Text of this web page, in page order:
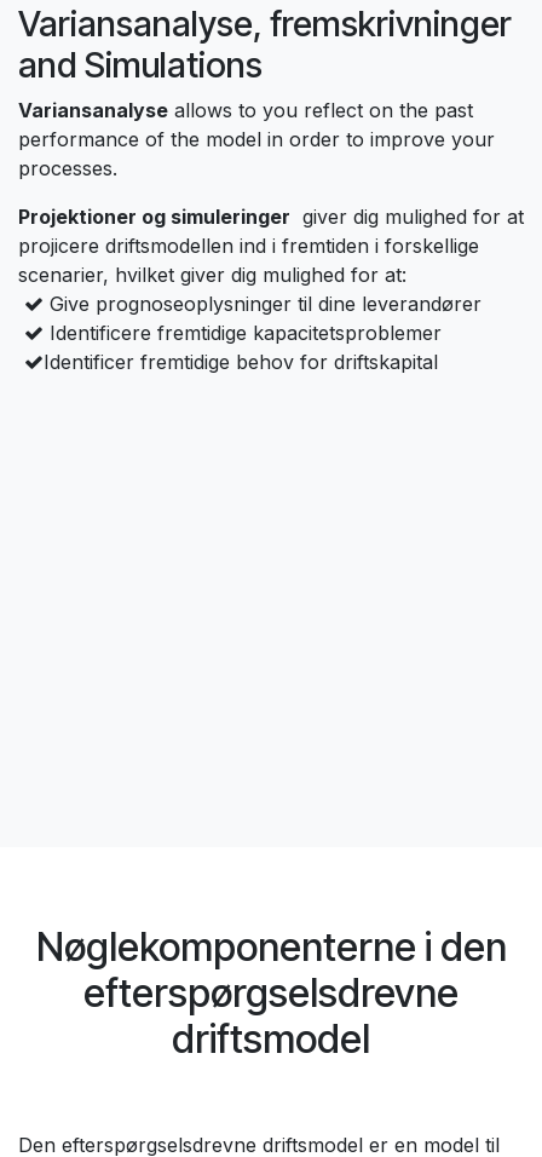
Variansanalyse, fremskrivninger
and Simulations
Variansanalyse allows to you reflect on the past
performance of the model in order to improve your
processes.
Projektioner og simuleringer giver dig mulighed for at
projicere driftsmodellen ind i fremtiden i forskellige
scenarier, hvilket giver dig mulighed for at: ​
Give prognoseoplysninger til dine leverandører
​ Identificere fremtidige kapacitetsproblemer
Identificer fremtidige behov for driftskapital
Nøglekomponenterne i den
efterspørgselsdrevne
driftsmodel
Den efterspørgselsdrevne driftsmodel er en model til